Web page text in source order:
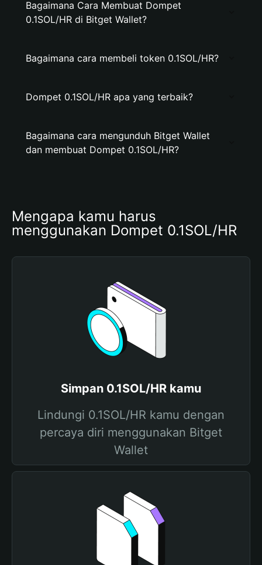
Bagaimana Cara Membuat Dompet
0.1SOL/HR di Bitget Wallet?
Bagaimana cara membeli token 0.1SOL/HR?
Dompet 0.1SOL/HR apa yang terbaik?
Bagaimana cara mengunduh Bitget Wallet
dan membuat Dompet 0.1SOL/HR?
Mengapa kamu harus
menggunakan Dompet 0.1SOL/HR
Simpan 0.1SOL/HR kamu
Lindungi 0.1SOL/HR kamu dengan
percaya diri menggunakan Bitget
Wallet